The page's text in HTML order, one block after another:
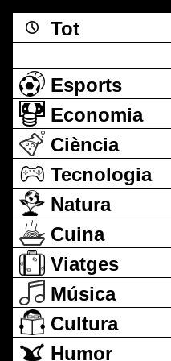
Tot
Esports
Economia
Ciència
Tecnologia
Natura
Cuina
Viatges
Música
Cultura
Humor